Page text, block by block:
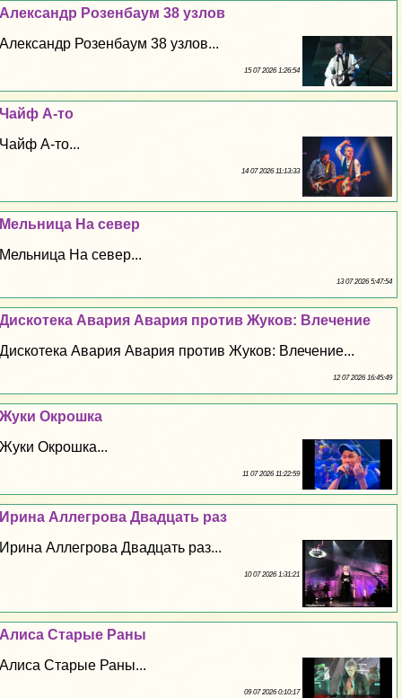
Александр Розенбаум 38 узлов
Александр Розенбаум 38 узлов...
15 07 2026 1:26:54
Чайф А-то
Чайф А-то...
14 07 2026 11:13:33
Мельница На север
Мельница На север...
13 07 2026 5:47:54
Дискотека Авария Авария против Жуков: Влечение
Дискотека Авария Авария против Жуков: Влечение...
12 07 2026 16:45:49
Жуки Окрошка
Жуки Окрошка...
11 07 2026 11:22:59
Ирина Аллегрова Двадцать раз
Ирина Аллегрова Двадцать раз...
10 07 2026 1:31:21
Алиса Старые Раны
Алиса Старые Раны...
09 07 2026 0:10:17